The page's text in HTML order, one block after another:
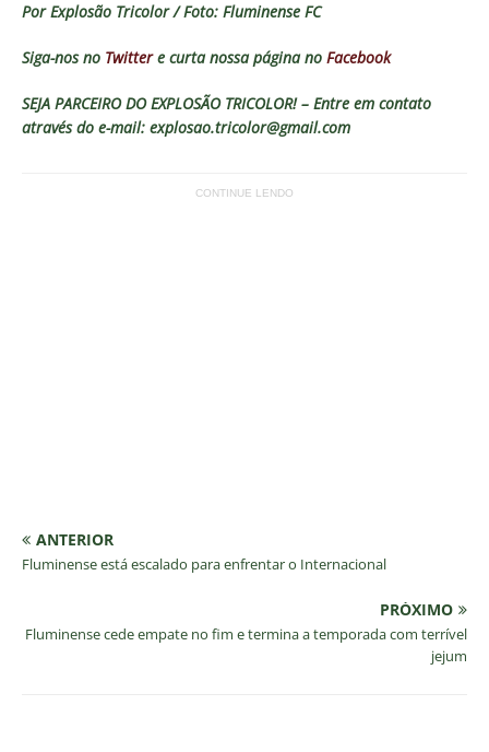
Por Explosão Tricolor / Foto: Fluminense FC
Siga-nos no Twittere curta nossa página no Facebook
SEJA PARCEIRO DO EXPLOSÃO TRICOLOR! – Entre em contato
através do e-mail: explosao.tricolor@gmail.com
CONTINUE LENDO
ANTERIOR
Fluminense está escalado para enfrentar o Internacional
PRÓXIMO
Fluminense cede empate no fim e termina a temporada com terrível
jejum